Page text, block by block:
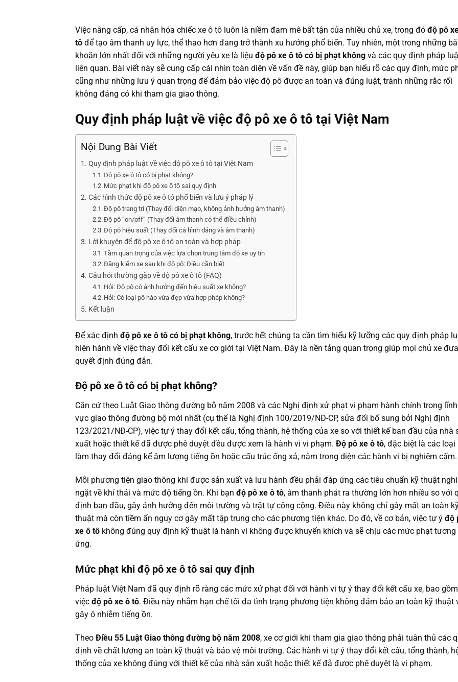
Việc nâng cấp, cá nhân hóa chiếc xe ô tô luôn là niềm đam mê bất tận của nhiều chủ xe, trong đó độ pô
tô để tạo âm thanh uy lực, thể thao hơn đang trở thành xu hướng phổ biến. Tuy nhiên, một trong những
khoăn lớn nhất đối với những người yêu xe là liệu độ pô xe ô tô có bị phạt không và các quy định pháp
liên quan. Bài viết này sẽ cung cấp cái nhìn toàn diện về vấn đề này, giúp bạn hiểu rõ các quy định, mức
cũng như những lưu ý quan trọng để đảm bảo việc độ pô được an toàn và đúng luật, tránh những rắc rối
không đáng có khi tham gia giao thông.
Quy định pháp luật về việc độ pô xe ô tô tại Việt Nam
Nội Dung Bài Viết
Quy định pháp luật về việc độ pô xe ô tô tại Việt Nam
Độ pô xe ô tô có bị phạt không?
Mức phạt khi độ pô xe ô tô sai quy định
Các hình thức độ pô xe ô tô phổ biến và lưu ý pháp lý
Độ pô trang trí (Thay đổi diện mạo, không ảnh hưởng âm thanh)
Độ pô “on/off” (Thay đổi âm thanh có thể điều chỉnh)
Độ pô hiệu suất (Thay đổi cả hình dáng và âm thanh)
Lời khuyên để độ pô xe ô tô an toàn và hợp pháp
Tầm quan trọng của việc lựa chọn trung tâm độ xe uy tín
Đăng kiểm xe sau khi độ pô: Điều cần biết
Câu hỏi thường gặp về độ pô xe ô tô (FAQ)
Hỏi: Độ pô có ảnh hưởng đến hiệu suất xe không?
Hỏi: Có loại pô nào vừa đẹp vừa hợp pháp không?
Kết luận
Để xác định độ pô xe ô tô có bị phạt không, trước hết chúng ta cần tìm hiểu kỹ lưỡng các quy định pháp
hiện hành về việc thay đổi kết cấu xe cơ giới tại Việt Nam. Đây là nền tảng quan trọng giúp mọi chủ xe
quyết định đúng đắn.
Độ pô xe ô tô có bị phạt không?
Căn cứ theo Luật Giao thông đường bộ năm 2008 và các Nghị định xử phạt vi phạm hành chính trong lĩnh
vực giao thông đường bộ mới nhất (cụ thể là Nghị định 100/2019/NĐ-CP, sửa đổi bổ sung bởi Nghị định
123/2021/NĐ-CP), việc tự ý thay đổi kết cấu, tổng thành, hệ thống của xe so với thiết kế ban đầu của nhà
xuất hoặc thiết kế đã được phê duyệt đều được xem là hành vi vi phạm. Độ pô xe ô tô, đặc biệt là các loại
làm thay đổi đáng kể âm lượng tiếng ồn hoặc cấu trúc ống xả, nằm trong diện các hành vi bị nghiêm cấm.
Mỗi phương tiện giao thông khi được sản xuất và lưu hành đều phải đáp ứng các tiêu chuẩn kỹ thuật
ngặt về khí thải và mức độ tiếng ồn. Khi bạn độ pô xe ô tô, âm thanh phát ra thường lớn hơn nhiều so với
định ban đầu, gây ảnh hưởng đến môi trường và trật tự công cộng. Điều này không chỉ gây mất an toàn
thuật mà còn tiềm ẩn nguy cơ gây mất tập trung cho các phương tiện khác. Do đó, về cơ bản, việc tự ý độ
xe ô tô không đúng quy định kỹ thuật là hành vi không được khuyến khích và sẽ chịu các mức phạt tương
ứng.
Mức phạt khi độ pô xe ô tô sai quy định
Pháp luật Việt Nam đã quy định rõ ràng các mức xử phạt đối với hành vi tự ý thay đổi kết cấu xe, bao
việc độ pô xe ô tô. Điều này nhằm hạn chế tối đa tình trạng phương tiện không đảm bảo an toàn kỹ thuật
gây ô nhiễm tiếng ồn.
Theo Điều 55 Luật Giao thông đường bộ năm 2008, xe cơ giới khi tham gia giao thông phải tuân thủ các
định về chất lượng an toàn kỹ thuật và bảo vệ môi trường. Các hành vi tự ý thay đổi kết cấu, tổng thành,
thống của xe không đúng với thiết kế của nhà sản xuất hoặc thiết kế đã được phê duyệt là vi phạm.